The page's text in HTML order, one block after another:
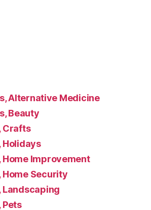
Alternative Medicine
Beauty
Crafts
Holidays
Home Improvement
Home Security
Landscaping
Pets